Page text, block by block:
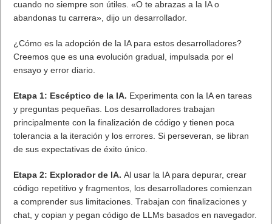
cuando no siempre son útiles. «O te abrazas a la IA o
abandonas tu carrera», dijo un desarrollador.
¿Cómo es la adopción de la IA para estos desarrolladores?
Creemos que es una evolución gradual, impulsada por el
ensayo y error diario.
Etapa 1: Escéptico de la IA. Experimenta con la IA en tareas
y preguntas pequeñas. Los desarrolladores trabajan
principalmente con la finalización de código y tienen poca
tolerancia a la iteración y los errores. Si perseveran, se libran
de sus expectativas de éxito único.
Etapa 2: Explorador de IA. Al usar la IA para depurar, crear
código repetitivo y fragmentos, los desarrolladores comienzan
a comprender sus limitaciones. Trabajan con finalizaciones y
chat, y copian y pegan código de LLMs basados ​​en navegador.